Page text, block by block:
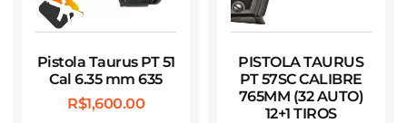
Pistola Taurus PT 51
Cal 6.35 mm 635
R$1,600.00
PISTOLA TAURUS
PT 57SC CALIBRE
765MM (32 AUTO)
12+1 TIROS